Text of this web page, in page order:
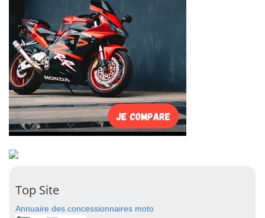
Top Site
Annuaire des concessionnaires moto